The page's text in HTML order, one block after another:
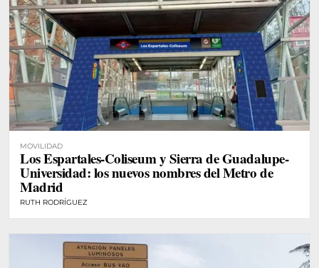
MOVILIDAD
Los Espartales-Coliseum y Sierra de Guadalupe-
Universidad: los nuevos nombres del Metro de
Madrid
RUTH RODRÍGUEZ